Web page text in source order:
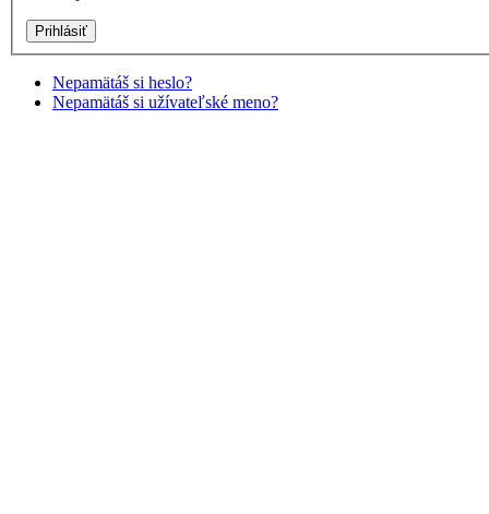
Nepamätáš si heslo?
Nepamätáš si užívateľské meno?